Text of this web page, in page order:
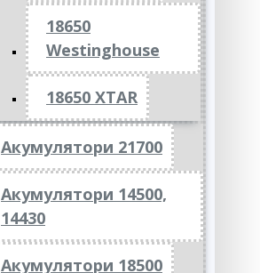
18650
Westinghouse
18650 XTAR
Акумулятори 21700
Акумулятори 14500,
14430
Акумулятори 18500